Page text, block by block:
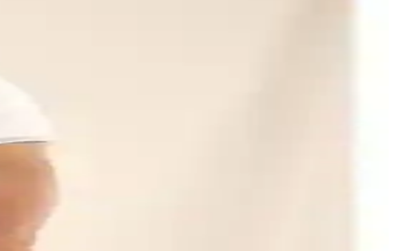
giyim ipuçlarını sunuyor.
beden seçenekleriyle çeşitli vücut tiplerine uyum sağlar, çok
sunar.
kumaşıyla günlük ve spor kombinlere uyum sağlar.